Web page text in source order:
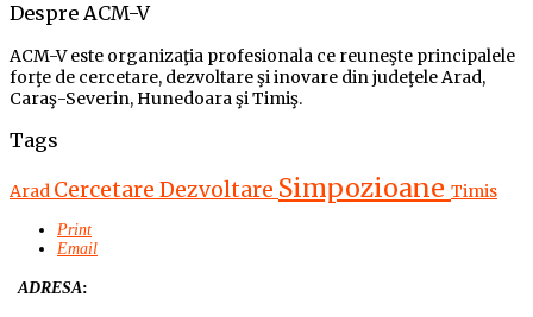
Despre ACM-V
ACM-V este organizaţia profesionala ce reuneşte principalele
forţe de cercetare, dezvoltare şi inovare din judeţele Arad,
Caraş-Severin, Hunedoara şi Timiş.
Tags
Arad Cercetare Dezvoltare Simpozioane Timis
Print
Email
ADRESA: